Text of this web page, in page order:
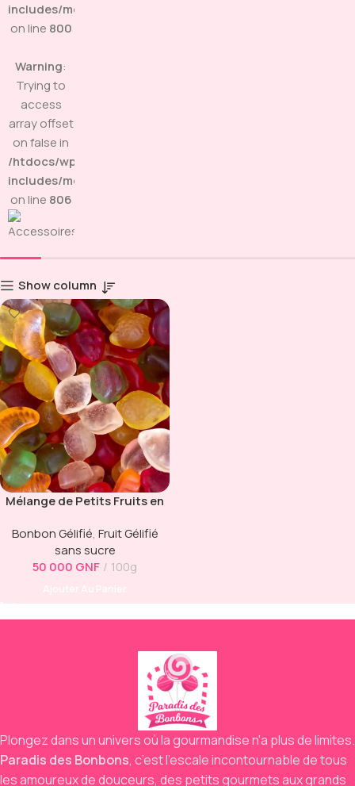
includes/media.php
on line 800
Warning:
Trying to
access
array offset
on false in
/htdocs/wp-
includes/media.php
on line 806
Show column
Mélange de Petits Fruits en
Bonbon Gélifié, Fruit Gélifié
sans sucre
50 000 GNF 100g
Plongez dans un univers où la gourmandise n'a plus de limites.
Paradis des Bonbons, c’est l’escale incontournable de tous
les amoureux de douceurs, des petits gourmets aux grands